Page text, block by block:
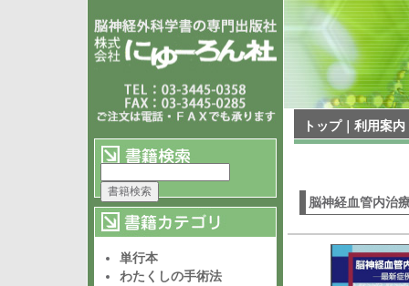
単行本
わたくしの手術法
トップ｜ 利用案内
脳神経血管内